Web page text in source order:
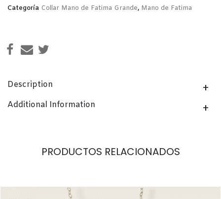
Categoría Collar Mano de Fatima Grande, Mano de Fatima
Description
Additional Information
PRODUCTOS RELACIONADOS